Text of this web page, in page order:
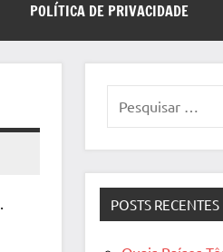
POLÍTICA DE PRIVACIDADE
POSTS RECENTES